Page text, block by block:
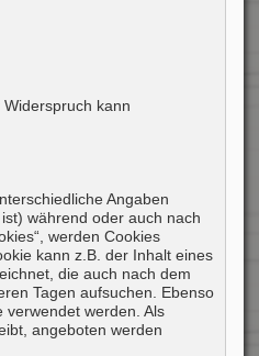
kann
Angaben
während oder auch nach
werden Cookies
kann z.B. der Inhalt eines
die auch nach dem
Tagen aufsuchen. Ebenso
verwendet werden. Als
angeboten werden